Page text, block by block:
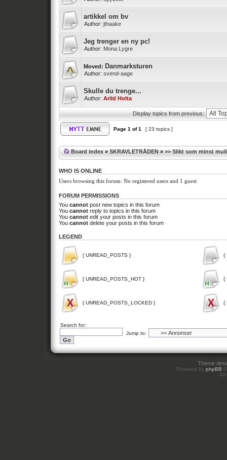
artikkel om bv
Author: jthaake
Jeg trenger en ny pc!
Author: Mona Lygre
Moved: Danmarksturen
Author: svend-aage
Skulle du trenge...
Author: Arild Holta
Display topics from previous:
Page 1 of1 [ 23 topics ]
Board index » SKRAVLETRÅDEN » >> Slikt som minst
WHO IS ONLINE
Users browsing this forum: No registered users and 1 guest
FORUM PERMISSIONS
You cannot post new topics in this forum
You cannot reply to topics in this forum
You cannot edit your posts in this forum
You cannot delete your posts in this forum
LEGEND
{ UNREAD_POSTS } {
{ UNREAD_POSTS_HOT } {
{ UNREAD_POSTS_LOCKED } {
Search for:
Jump to:
Theme
Powered by phpBB
All